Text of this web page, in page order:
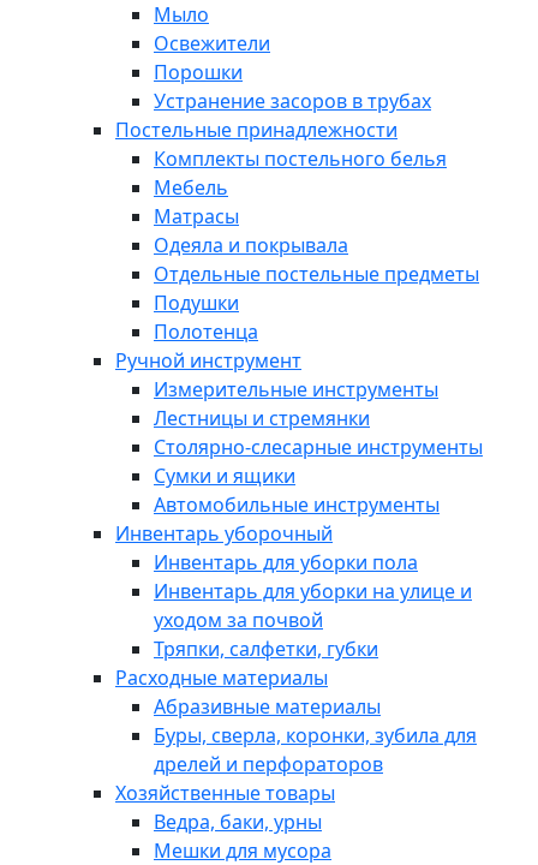
Мыло
Освежители
Порошки
Устранение засоров в трубах
Постельные принадлежности
Комплекты постельного белья
Мебель
Матрасы
Одеяла и покрывала
Отдельные постельные предметы
Подушки
Полотенца
Ручной инструмент
Измерительные инструменты
Лестницы и стремянки
Столярно-слесарные инструменты
Сумки и ящики
Автомобильные инструменты
Инвентарь уборочный
Инвентарь для уборки пола
Инвентарь для уборки на улице и
уходом за почвой
Тряпки, салфетки, губки
Расходные материалы
Абразивные материалы
Буры, сверла, коронки, зубила для
дрелей и перфораторов
Хозяйственные товары
Ведра, баки, урны
Мешки для мусора